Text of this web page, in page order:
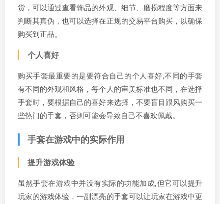
货，可以通过查看饰品的外观、细节、磨损程度等方面来
判断其真伪，也可以选择在正规的交易平台购买，以确保
购买到正品。
个人喜好
购买手套最重要的是要符合自己的个人喜好,不同的手套
有不同的外观和风格，每个人的审美标准也不同，在选择
手套时，要根据自己的喜好来选择，不要盲目跟风购买一
些热门的手套，否则可能会导致自己不喜欢佩戴。
手套在游戏中的实际作用
提升游戏体验
虽然手套在游戏中并没有实际的功能加成,但它可以提升
玩家的游戏体验，一副漂亮的手套可以让玩家在游戏中更